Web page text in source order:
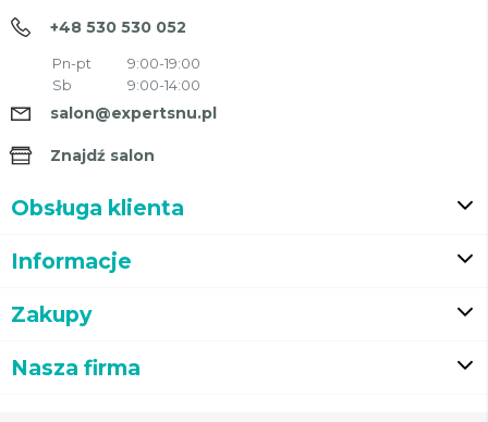
+48 530 530 052
Pn-pt
9:00-19:00
Sb
9:00-14:00
salon@expertsnu.pl
Znajdź salon
Obsługa klienta
Informacje
Zakupy
Nasza firma